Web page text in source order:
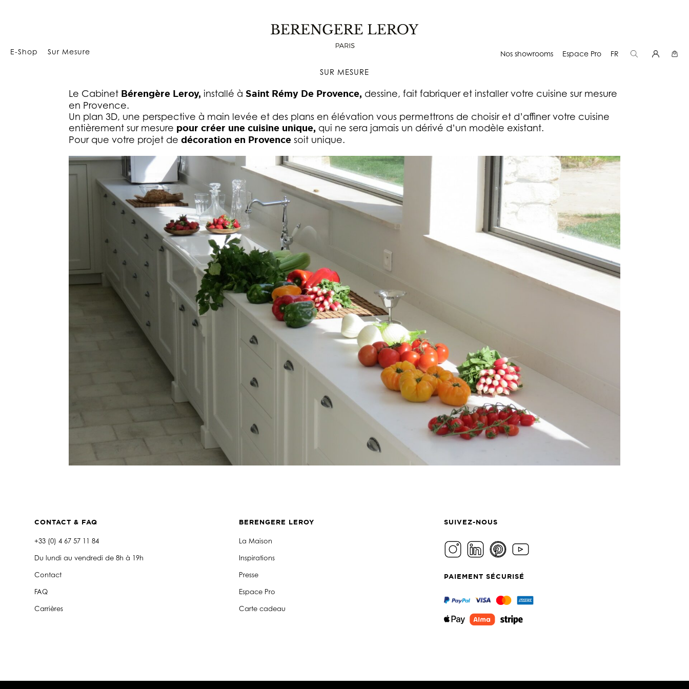
E-Shop Sur Mesure Nos showrooms Espace Pro FR
CREATION DE CUISINES SUR MESURE
SUR MESURE
Le Cabinet Bérengère Leroy, installé à Saint Rémy De Provence, dessine, fait fabriquer et installer votre cuisine sur mesure
en Provence.
Un plan 3D, une perspective à main levée et des plans en élévation vous permettrons de choisir et d’affiner votre cuisine
entièrement sur mesure pour créer une cuisine unique, qui ne sera jamais un dérivé d’un modèle existant.
Pour que votre projet dedécoration en Provence soit unique.
CONTACT & FAQ
+33 (0) 4 67 57 11 84
Du lundi au vendredi de 8h à 19h
Contact
FAQ
Carrières
BERENGERE LEROY
La Maison
Inspirations
Presse
Espace Pro
Carte cadeau
SUIVEZ-NOUS
PAIEMENT SÉCURISÉ